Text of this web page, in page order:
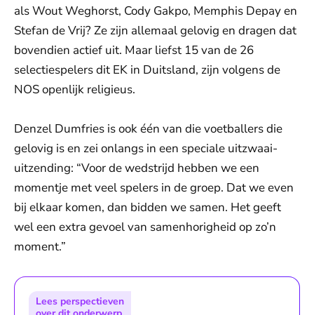
als Wout Weghorst, Cody Gakpo, Memphis Depay en
Stefan de Vrij? Ze zijn allemaal gelovig en dragen dat
bovendien actief uit. Maar liefst 15 van de 26
selectiespelers dit EK in Duitsland, zijn volgens de
NOS openlijk religieus.
Denzel Dumfries is ook één van die voetballers die
gelovig is en zei onlangs in een speciale uitzwaai-
uitzending: “Voor de wedstrijd hebben we een
momentje met veel spelers in de groep. Dat we even
bij elkaar komen, dan bidden we samen. Het geeft
wel een extra gevoel van samenhorigheid op zo’n
moment.”
Lees perspectieven